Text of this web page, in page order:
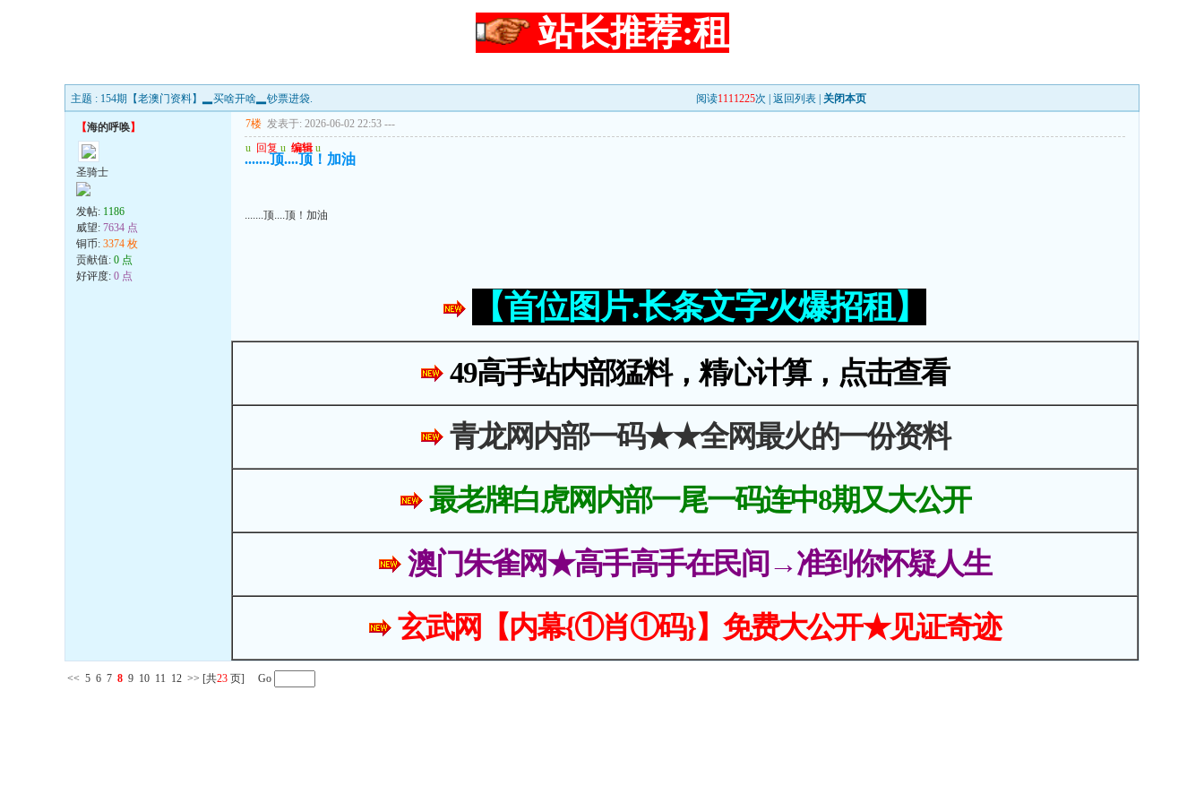
站长推荐:租
主题 : 154期【老澳门资料】▂买啥开啥▂钞票进袋. 阅读1111225次 | 返回列表 关闭本页
【海的呼唤】
圣骑士
发帖: 1186
威望: 7634 点
铜币: 3374 枚
贡献值: 0 点
好评度: 0 点
7楼 发表于: 2026-06-02 22:53 ---
u 回复 u 编辑 u
.......顶....顶！加油
.......顶....顶！加油
【首位图片.长条文字火爆招租】
49高手站内部猛料，精心计算，点击查看
青龙网内部一码★★全网最火的一份资料
最老牌白虎网内部一尾一码连中8期又大公开
澳门朱雀网★高手高手在民间→准到你怀疑人生
玄武网【内幕{①肖①码}】免费大公开★见证奇迹
<< 5 6 7 8 9 10 11 12 >> [共23 页] Go